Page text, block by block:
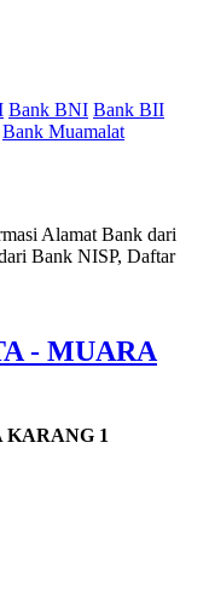
Bank BNI Bank BII
Bank Muamalat
Alamat Bank dari
Bank NISP, Daftar
- MUARA
KARANG 1